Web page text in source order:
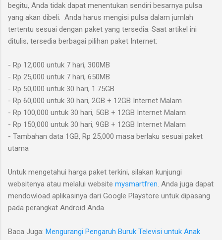
begitu, Anda tidak dapat menentukan sendiri besarnya pulsa
yang akan dibeli. Anda harus mengisi pulsa dalam jumlah
tertentu sesuai dengan paket yang tersedia. Saat artikel ini
ditulis, tersedia berbagai pilihan paket Internet:
- Rp 12,000 untuk 7 hari, 300MB
- Rp 25,000 untuk 7 hari, 650MB
- Rp 50,000 untuk 30 hari, 1.75GB
- Rp 60,000 untuk 30 hari, 2GB + 12GB Internet Malam
- Rp 100,000 untuk 30 hari, 5GB + 12GB Internet Malam
- Rp 150,000 untuk 30 hari, 9GB + 12GB Internet Malam
- Tambahan data 1GB, Rp 25,000 masa berlaku sesuai paket
utama
Untuk mengetahui harga paket terkini, silakan kunjungi
websitenya atau melalui website mysmartfren . Anda juga dapat
mendowload aplikasinya dari Google Playstore untuk dipasang
pada perangkat Android Anda.
Baca Juga: Mengurangi Pengaruh Buruk Televisi untuk Anak